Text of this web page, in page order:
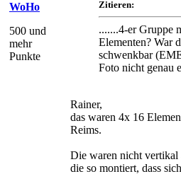
WoHo
500 und
mehr
Punkte
Zitieren:
.......4-er Gruppe
Elementen? War
schwenkbar
Foto nicht genau
Rainer,
das waren 4x 16
Reims.
Die waren nicht vertikal
die so montiert, dass